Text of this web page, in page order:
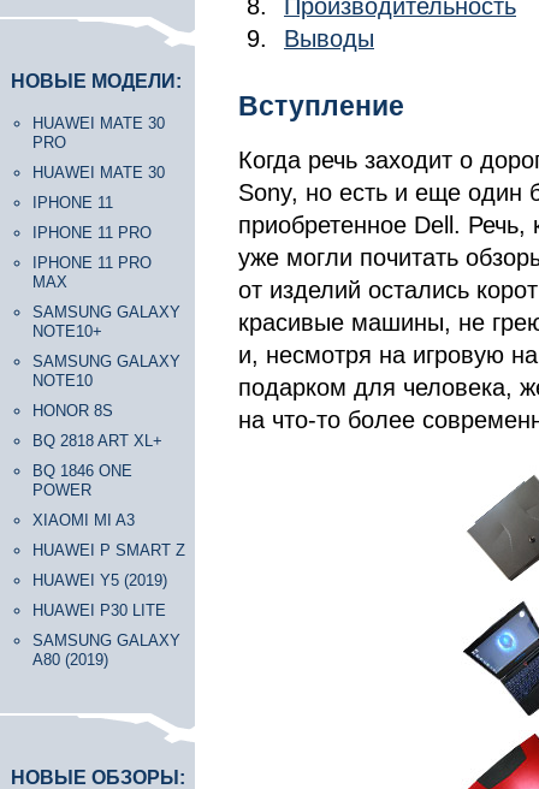
НОВЫЕ МОДЕЛИ:
HUAWEI MATE 30
PRO
HUAWEI MATE 30
IPHONE 11
IPHONE 11 PRO
IPHONE 11 PRO
MAX
SAMSUNG GALAXY
NOTE10+
SAMSUNG GALAXY
NOTE10
HONOR 8S
BQ 2818 ART XL+
BQ 1846 ONE
POWER
XIAOMI MI A3
HUAWEI P SMART Z
HUAWEI Y5 (2019)
HUAWEI P30 LITE
SAMSUNG GALAXY
A80 (2019)
НОВЫЕ ОБЗОРЫ:
Производительность
Выводы
Вступление
Когда речь заходит о
Sony, но есть и еще один
приобретенное Dell.
уже могли почитать
от изделий остались
красивые машины, не
и, несмотря на игровую
подарком для человека,
на что-то более